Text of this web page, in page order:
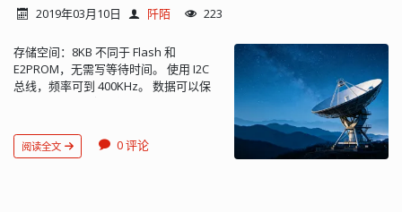
2019年03月10日 阡陌 223
存储空间：8KB 不同于 Flash 和
E2PROM，无需写等待时间。 使用 I2C
总线，频率可到 400KHz。 数据可以保
为 7bits 模式，高4位为设备类型码
（1010b），低 3 位由硬件引脚 A2、
阅读全文 0 评论